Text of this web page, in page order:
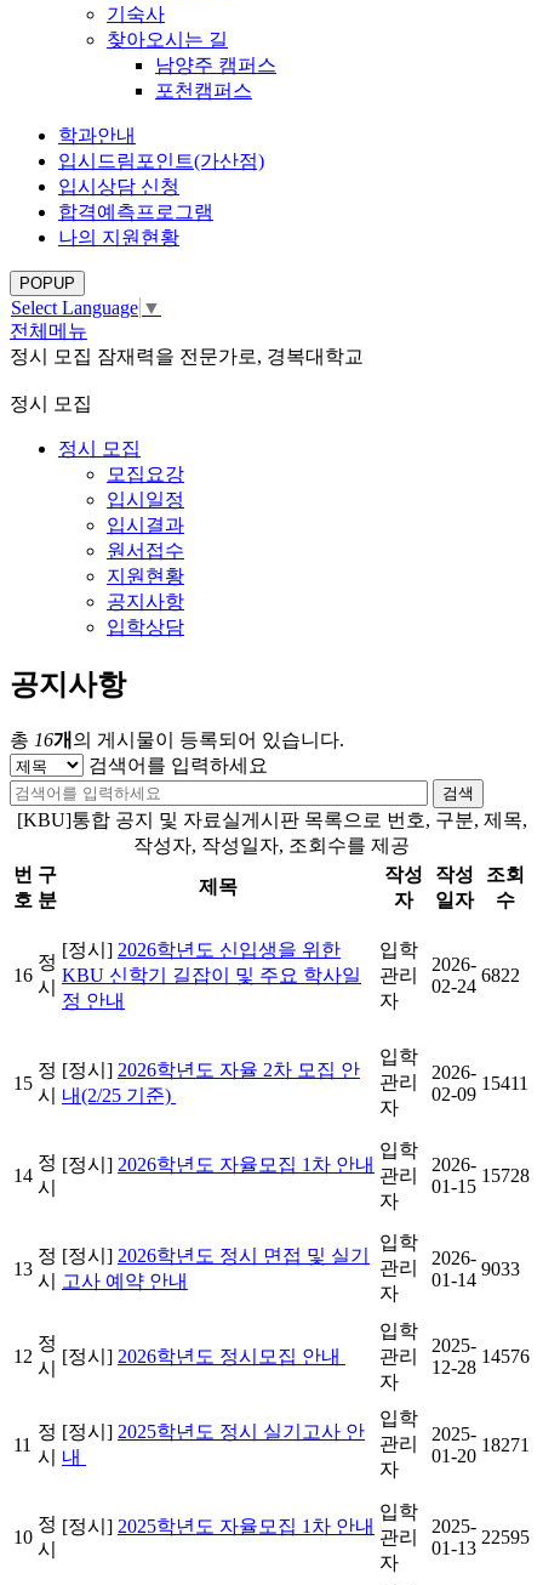
기숙사
찾아오시는 길
남양주 캠퍼스
포천캠퍼스
학과안내
입시드림포인트(가산점)
입시상담 신청
합격예측프로그램
나의 지원현황
POPUP
Select Language ▼
전체메뉴
정시 모집 잠재력을 전문가로, 경복대학교
정시 모집
정시 모집
모집요강
입시일정
입시결과
원서접수
지원현황
공지사항
입학상담
공지사항
총 16개 의 게시물이 등록되어 있습니다.
검색어를 입력하세요
검색
[KBU]통합 공지 및 자료실게시판 목록으로 번호, 구분, 제목,
작성자, 작성일자, 조회수를 제공
번
호
구
분
제목
작성
자
작성
일자
조회
수
16
정
시
[정시] 2026학년도 신입생을 위한
KBU 신학기 길잡이 및 주요 학사일
정 안내
입학
관리
자
2026-
02-24
6822
15
정
시
[정시] 2026학년도 자율 2차 모집 안
내(2/25 기준)
입학
관리
자
2026-
02-09
15411
14
정
시
[정시] 2026학년도 자율모집 1차 안내
입학
관리
자
2026-
01-15
15728
13
정
시
[정시] 2026학년도 정시 면접 및 실기
고사 예약 안내
입학
관리
자
2026-
01-14
9033
12
정
시
[정시] 2026학년도 정시모집 안내
입학
관리
자
2025-
12-28
14576
11
정
시
[정시] 2025학년도 정시 실기고사 안
내
입학
관리
자
2025-
01-20
18271
10
정
시
[정시] 2025학년도 자율모집 1차 안내
입학
관리
자
2025-
01-13
22595